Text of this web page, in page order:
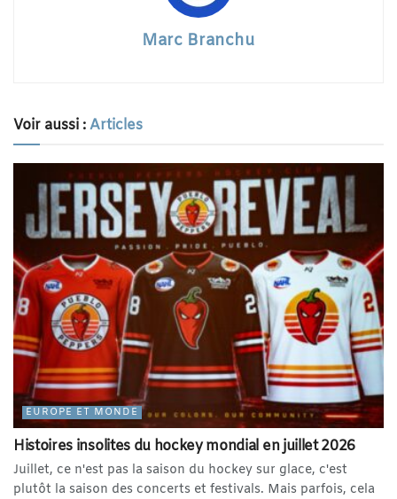
Marc Branchu
Voir aussi :Articles
EUROPE ET MONDE
Histoires insolites du hockey mondial en juillet 2026
Juillet, ce n'est pas la saison du hockey sur glace, c'est
plutôt la saison des concerts et festivals. Mais parfois, cela